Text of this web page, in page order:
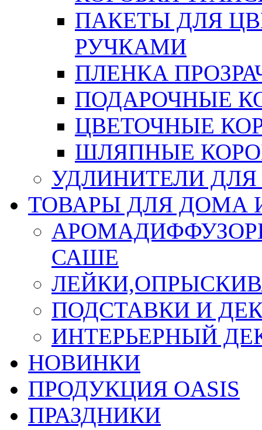
ПАКЕТЫ ДЛЯ
РУЧКАМИ
ПЛЕНКА
ПОДАРОЧНЫЕ
ЦВЕТОЧНЫЕ
ШЛЯПНЫЕ
УДЛИНИТЕЛИ
ТОВАРЫ ДЛЯ ДОМА
САШЕ
ПОДСТАВКИ И
ИНТЕРЬЕРНЫЙ
НОВИНКИ
ПРОДУКЦИЯ OASIS
ПРАЗДНИКИ